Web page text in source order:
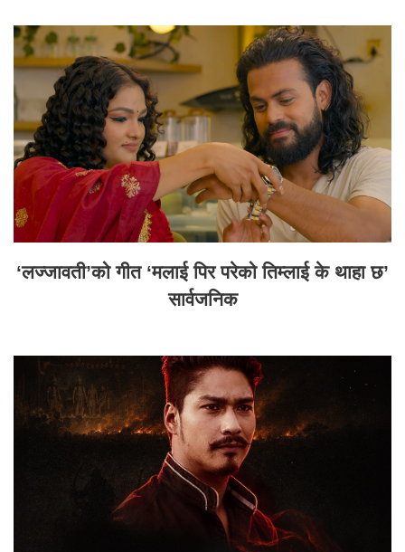
‘लज्जावती’को गीत ‘मलाई पिर परेको तिम्लाई के थाहा छ’
सार्वजनिक